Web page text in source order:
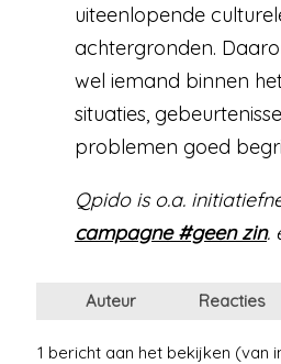
uiteenlopende
achtergronden.
wel iemand binnen
situaties,
problemen goed
Qpido is o.a.
campagne #geen zin.
Auteur Reacties
1 bericht aan het bekijken (van